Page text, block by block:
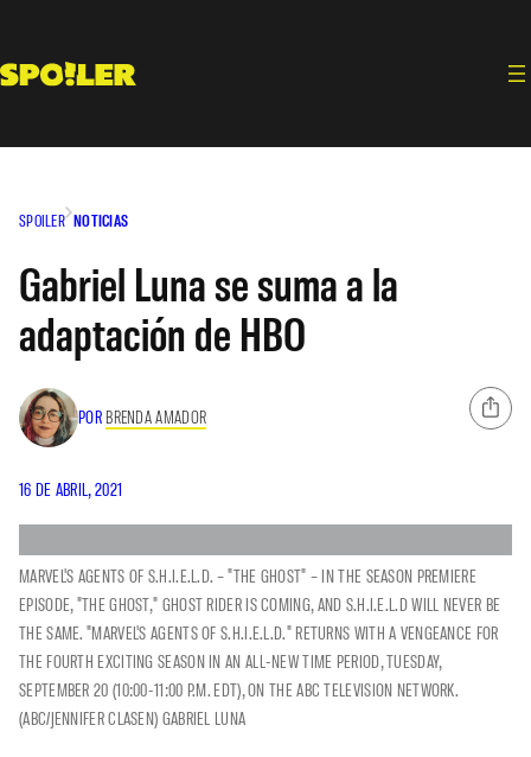
contenido
SPOILER NOTICIAS
Gabriel Luna se suma a la
adaptación de HBO
POR BRENDA AMADOR
16 DE ABRIL, 2021
MARVEL'S AGENTS OF S.H.I.E.L.D. – "THE GHOST" – IN THE SEASON PREMIERE
EPISODE, "THE GHOST," GHOST RIDER IS COMING, AND S.H.I.E.L.D WILL NEVER BE
THE SAME. "MARVEL'S AGENTS OF S.H.I.E.L.D." RETURNS WITH A VENGEANCE FOR
THE FOURTH EXCITING SEASON IN AN ALL-NEW TIME PERIOD, TUESDAY,
SEPTEMBER 20 (10:00-11:00 P.M. EDT), ON THE ABC TELEVISION NETWORK.
(ABC/JENNIFER CLASEN) GABRIEL LUNA